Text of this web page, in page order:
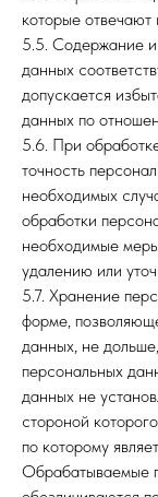
которые
5.5. Содержание
данных
допускается
данных по
5.6. При
точность
необходимых
обработки
необходимые
удалению или
5.7. Хранение
форме,
данных, не
персональных
данных не
стороной
по которому
Обрабатываемые